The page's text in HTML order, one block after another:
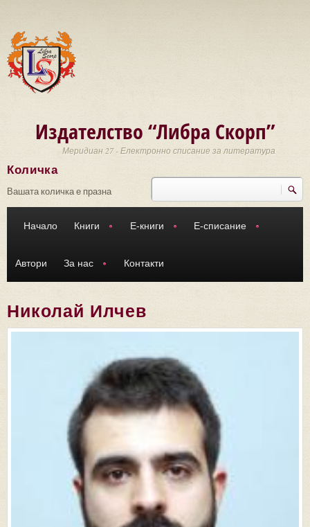
Издателство “Либра Скорп”
Меридиан 27 - Електронно списание за литература
Търси
Количка
Вашата количка е празна
Начало Книги Е-книги Е-списание
Автори За нас Контакти
Николай Илчев